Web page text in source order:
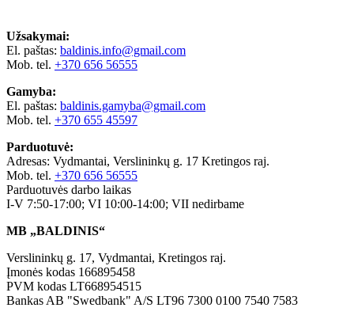
Užsakymai:
El. paštas: baldinis.info@gmail.com
Mob. tel. +370 656 56555
Gamyba:
El. paštas: baldinis.gamyba@gmail.com
Mob. tel. +370 655 45597
Parduotuvė:
Adresas: Vydmantai, Verslininkų g. 17 Kretingos raj.
Mob. tel. +370 656 56555
Parduotuvės darbo laikas
I-V 7:50-17:00; VI 10:00-14:00; VII nedirbame
MB „BALDINIS“
Verslininkų g. 17, Vydmantai, Kretingos raj.
Įmonės kodas 166895458
PVM kodas LT668954515
Bankas AB "Swedbank" A/S LT96 7300 0100 7540 7583